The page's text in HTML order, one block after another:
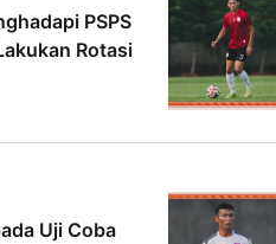
PSPS
Rotasi
Uji Coba